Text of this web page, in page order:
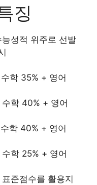
징
성적 위주로 선발
학 35% + 영어
학 40% + 영어
학 40% + 영어
학 25% + 영어
준점수를 활용지